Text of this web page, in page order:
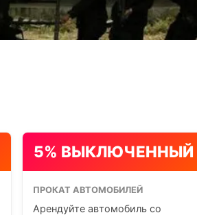
5% ВЫКЛЮЧЕННЫЙ
ПРОКАТ АВТОМОБИЛЕЙ
Арендуйте автомобиль со